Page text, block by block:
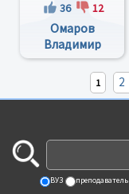
36 12
Омаров
Владимир
Омарович
1 2
ВУЗ преподаватель